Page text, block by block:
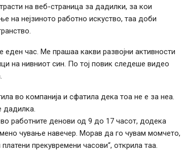
на веб-страница за дадилки, за кои
на нејзиното работно искуство, таа доби
еден час. Ме прашаа какви развојни активности
на нивниот син. По тој повик следеше видео
во компанија и сфатила дека тоа не е за неа.
дадилка.
работните денови од 9 до 17 часот, додека
чување навечер. Морав да го чувам момчето,
прекувремени часови“, открила таа.